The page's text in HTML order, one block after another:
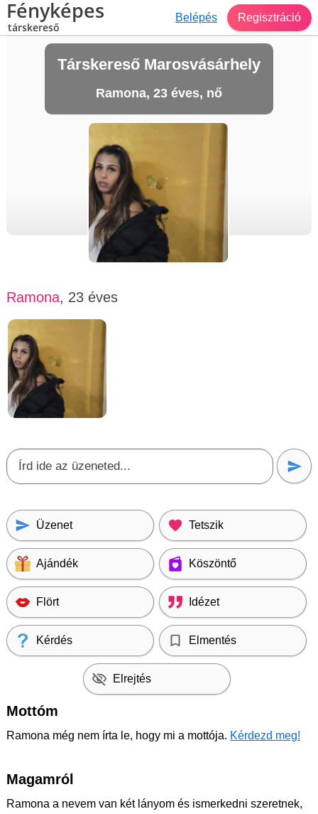
Fényképes
társkereső
Belépés Regisztráció
Társkereső Marosvásárhely
Ramona, 23 éves, nő
Ramona, 23 éves
Üzenet Tetszik
Ajándék Köszöntő
Flört Idézet
Kérdés Elmentés
Elrejtés
Mottóm
Ramona még nem írta le, hogy mi a mottója. Kérdezd meg!
Magamról
Ramona a nevem van két lányom és ismerkedni szeretnek,